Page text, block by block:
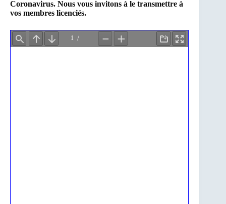
Coronavirus. Nous vous invitons à le transmettre à
vos membres licenciés.